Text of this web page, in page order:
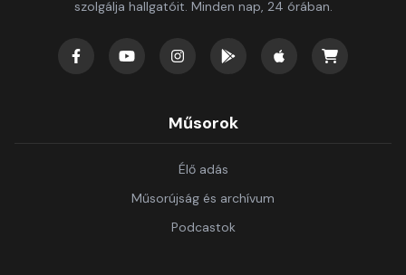
szolgálja hallgatóit. Minden nap, 24 órában.
Műsorok
Élő adás
Műsorújság és archívum
Podcastok